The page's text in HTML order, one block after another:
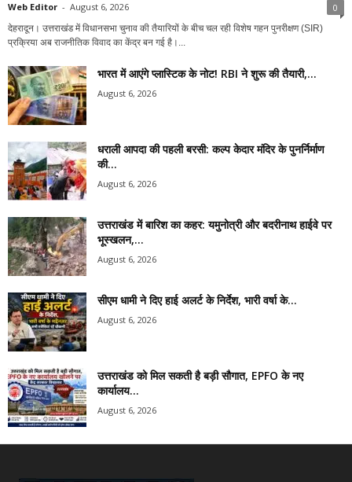
Web Editor - August 6, 2026 0
देहरादून। उत्तराखंड में विधानसभा चुनाव की तैयारियों के बीच चल रही विशेष गहन पुनरीक्षण (SIR)
प्रक्रिया अब राजनीतिक विवाद का केंद्र बन गई है।...
भारत में आएंगे प्लास्टिक के नोट! RBI ने शुरू की तैयारी,...
August 6, 2026
धराली आपदा की पहली बरसी: कल्प केदार मंदिर के पुनर्निर्माण
की...
August 6, 2026
उत्तराखंड में बारिश का कहर: यमुनोत्री और बदरीनाथ हाईवे पर
भूस्खलन,...
August 6, 2026
सीएम धामी ने दिए हाई अलर्ट के निर्देश, भारी वर्षा के...
August 6, 2026
उत्तराखंड को मिल सकती है बड़ी सौगात, EPFO के नए
कार्यालय...
August 6, 2026